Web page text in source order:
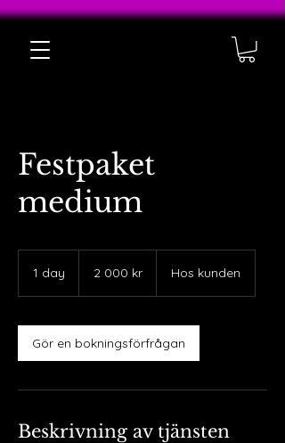
Festpaket
medium
1 day
kronor2 000 kr Hos kunden
Gör en bokningsförfrågan
Beskrivning av tjänsten